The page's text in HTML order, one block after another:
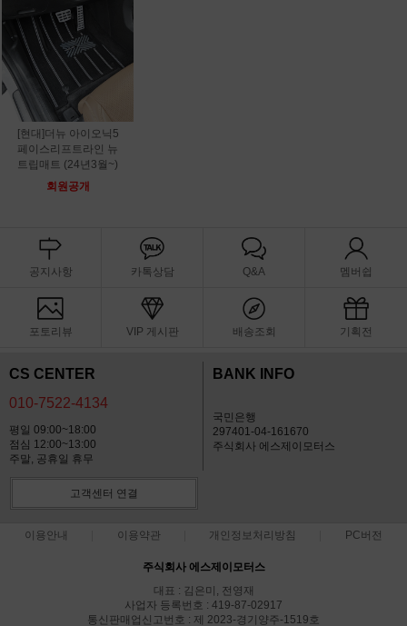
[현대]더뉴 아이오닉5
페이스리프트라인 뉴
트립매트 (24년3월~)
회원공개
공지사항 카톡상담 Q&A 멤버쉽
포토리뷰 VIP 게시판 배송조회 기획전
CS CENTER
010-7522-4134
평일 09:00~18:00
점심 12:00~13:00
주말, 공휴일 휴무
BANK INFO
국민은행
297401-04-161670
주식회사 에스제이모터스
고객센터 연결
이용안내 이용약관 개인정보처리방침 PC버전
주식회사 에스제이모터스
대표 : 김은미, 전영재
사업자 등록번호 : 419-87-02917
통신판매업신고번호 : 제 2023-경기양주-1519호